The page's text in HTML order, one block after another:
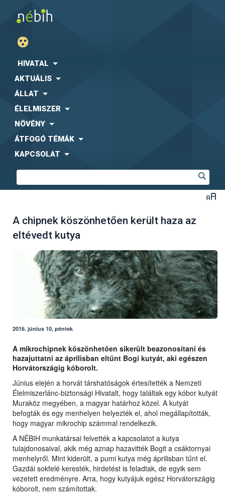
HIVATAL
AKTUÁLIS
ÁLLAT
ÉLELMISZER
NÖVÉNY
ÁTFOGÓ TÉMÁK
KAPCSOLAT
A chipnek köszönhetően került haza az
eltévedt kutya
2016. június 10, péntek
A mikrochipnek köszönhetően sikerült beazonosítani és
hazajuttatni az áprilisban eltűnt Bogi kutyát, aki egészen
Horvátországig kóborolt.
Június elején a horvát társhatóságok értesítették a Nemzeti
Élelmiszerlánc-biztonsági Hivatalt, hogy találtak egy kóbor kutyát
Muraköz megyében, a magyar határhoz közel. A kutyát
befogták és egy menhelyen helyezték el, ahol megállapították,
hogy magyar mikrochip számmal rendelkezik.
A NÉBIH munkatársai felvették a kapcsolatot a kutya
tulajdonosaival, akik még aznap hazavitték Bogit a csáktornyai
menhelyről. Mint kiderült, a pumi kutya még áprilisban tűnt el.
Gazdái sokfelé keresték, hirdetést is feladtak, de egyik sem
vezetett eredményre. Arra, hogy kutyájuk egész Horvátországig
kóborolt, nem számítottak.